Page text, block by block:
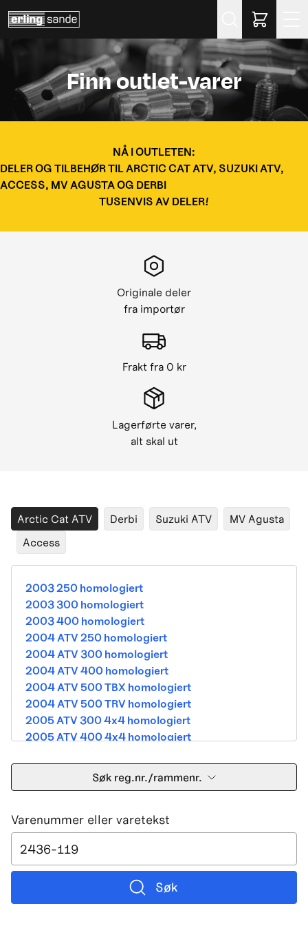
Finn outlet-varer
NÅ I OUTLETEN:
DELER OG TILBEHØR TIL ARCTIC CAT ATV, SUZUKI ATV,
ACCESS, MV AGUSTA OG DERBI
TUSENVIS AV DELER!
Originale deler
fra importør
Frakt fra 0 kr
Lagerførte varer,
alt skal ut
Arctic Cat ATV Derbi Suzuki ATV
MV Agusta
Access
2003 250 homologiert
2003 300 homologiert
2003 400 homologiert
2004 ATV 250 homologiert
2004 ATV 300 homologiert
2004 ATV 400 homologiert
2004 ATV 500 TBX homologiert
2004 ATV 500 TRV homologiert
2005 ATV 300 4x4 homologiert
2005 ATV 400 4x4 homologiert
2005 ATV 500 TRV homologiert
2005 ATV 500i 4x4A homologiert
2005 DVX 400 street homologiert
2006 250 Utility Street Legal
2006 400 Street Legal
2006 400 3in1 Street Legal
2006 400 dvx street-2x4 homologated b390b
2006 500 4x4A Street Legal
Søk reg.nr./rammenr.
Varenummer eller varetekst
Søk